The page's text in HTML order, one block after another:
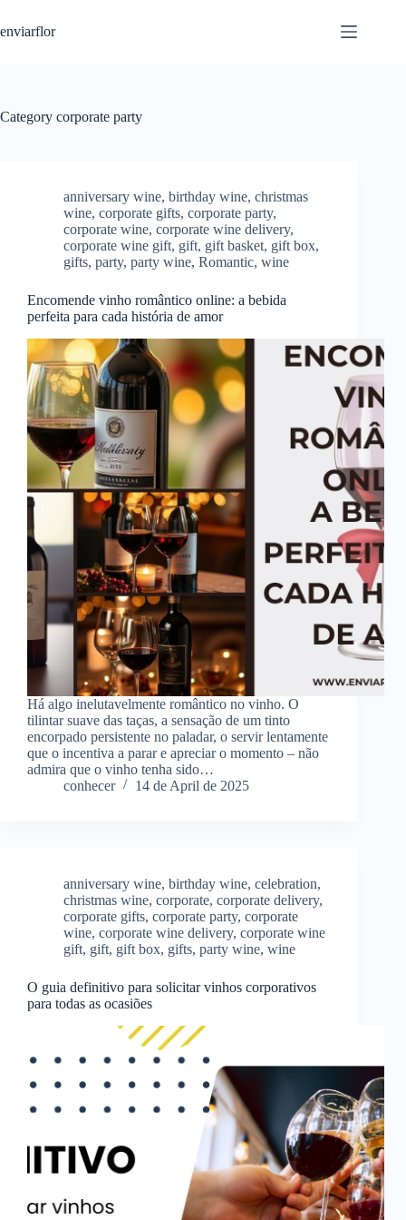
k
c
enviarflor
Category corporate party
anniversary wine, birthday wine, christmas
wine, corporate gifts, corporate party,
corporate wine, corporate wine delivery,
corporate wine gift, gift, gift basket, gift box,
gifts, party, party wine, Romantic, wine
Encomende vinho romântico online: a bebida
perfeita para cada história de amor
Há algo inelutavelmente romântico no vinho. O
tilintar suave das taças, a sensação de um tinto
encorpado persistente no paladar, o servir lentamente
que o incentiva a parar e apreciar o momento – não
admira que o vinho tenha sido…
conhecer
14 de April de 2025
anniversary wine, birthday wine, celebration,
christmas wine, corporate, corporate delivery,
corporate gifts, corporate party, corporate
wine, corporate wine delivery, corporate wine
gift, gift, gift box, gifts, party wine, wine
O guia definitivo para solicitar vinhos corporativos
para todas as ocasiões